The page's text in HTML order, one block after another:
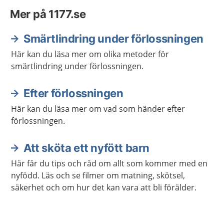
Mer på 1177.se
Smärtlindring under förlossningen
Här kan du läsa mer om olika metoder för
smärtlindring under förlossningen.
Efter förlossningen
Här kan du läsa mer om vad som händer efter
förlossningen.
Att sköta ett nyfött barn
Här får du tips och råd om allt som kommer med en
nyfödd. Läs och se filmer om matning, skötsel,
säkerhet och om hur det kan vara att bli förälder.